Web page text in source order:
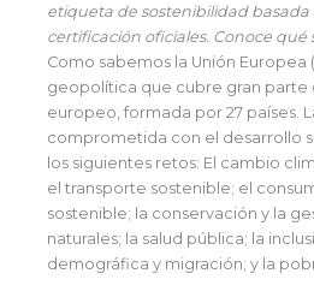
etiqueta de sostenibilidad basada
certificación oficiales. Conoce qué
Como sabemos la Unión Europea
geopolítica que cubre gran parte
europeo, formada por 27 países.
comprometida con el desarrollo
los siguientes retos: El cambio
el transporte sostenible; el
sostenible; la conservación y la
naturales; la salud pública; la
demográfica y migración; y la